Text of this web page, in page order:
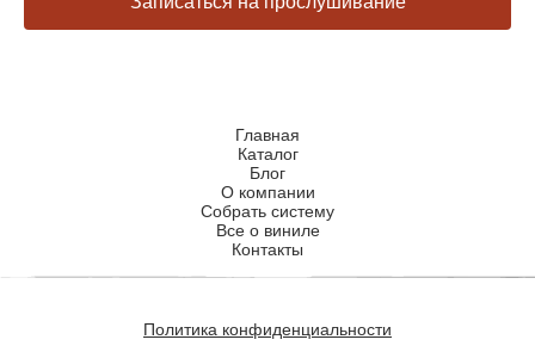
Главная
Каталог
Блог
О компании
Собрать систему
Все о виниле
Контакты
Политика конфиденциальности